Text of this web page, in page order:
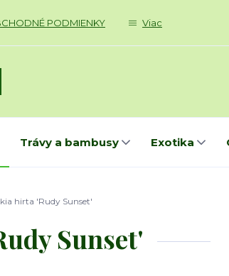
PODMIENKY Viac
Trávy a bambusy Exotika
hirta 'Rudy Sunset'
Sunset'